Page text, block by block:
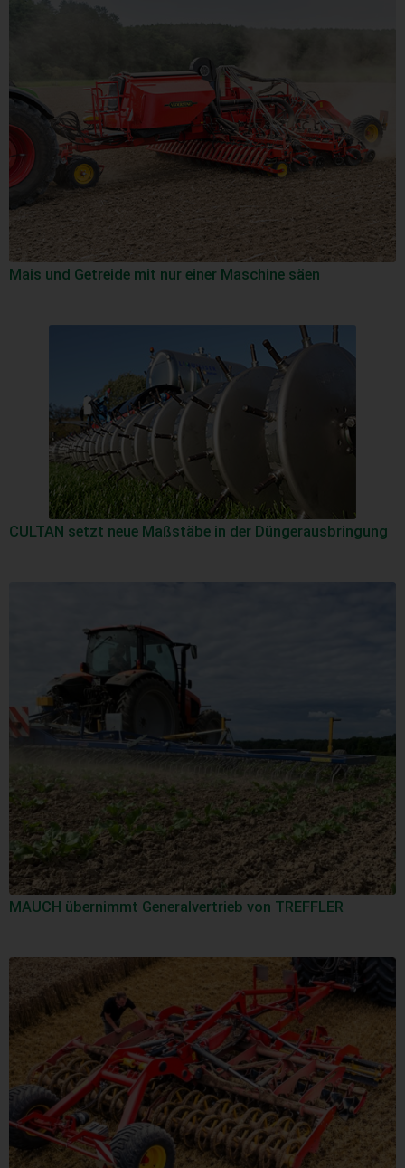
Mais und Getreide mit nur einer Maschine säen
CULTAN setzt neue Maßstäbe in der Düngerausbringung
MAUCH übernimmt Generalvertrieb von TREFFLER